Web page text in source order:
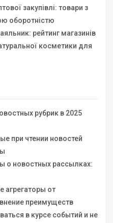
закупівлі: товари з
оборотністю
рейтинг магазинів
косметики для
рубрик в 2025
при чтении новостей
о новостных рассылках:
агрегаторы от
преимуществ
в курсе событий и не